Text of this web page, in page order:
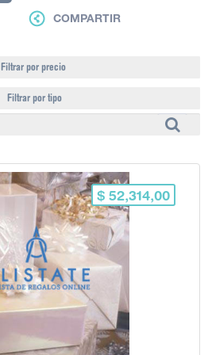
COMPARTIR
Filtrar por precio
Filtrar por tipo
$ 52,314,00